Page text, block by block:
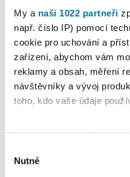
My a naši 1022 partneři
např. číslo IP) pomocí
cookie pro uchování a
zařízení, abychom vám
reklamy a obsah, měření
návštěvníky a vývoj
toho, kdo vaše údaje
poloze, které mohou
Identifikovali vaše
souhlasu
Nutné